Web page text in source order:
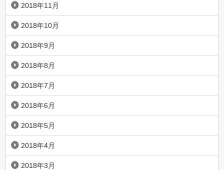
2018年11月
2018年10月
2018年9月
2018年8月
2018年7月
2018年6月
2018年5月
2018年4月
2018年3月